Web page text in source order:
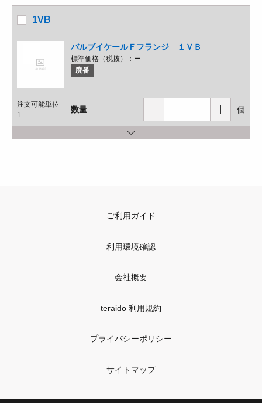
1VB
バルブイケールＦフランジ １ＶＢ
標準価格（税抜）： ー
廃番
注文可能単位
1
数量 個
ご利用ガイド
利用環境確認
会社概要
teraido 利用規約
プライバシーポリシー
サイトマップ